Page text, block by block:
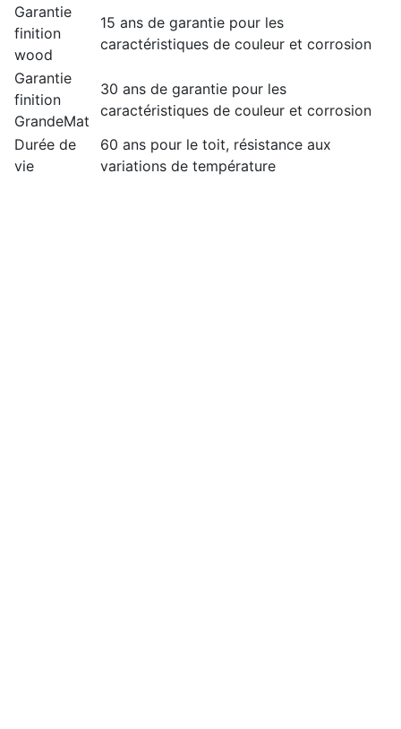
Garantie
finition
wood
15 ans de garantie pour les
caractéristiques de couleur et corrosion
Garantie
finition
GrandeMat
30 ans de garantie pour les
caractéristiques de couleur et corrosion
Durée de
vie
60 ans pour le toit, résistance aux
variations de température